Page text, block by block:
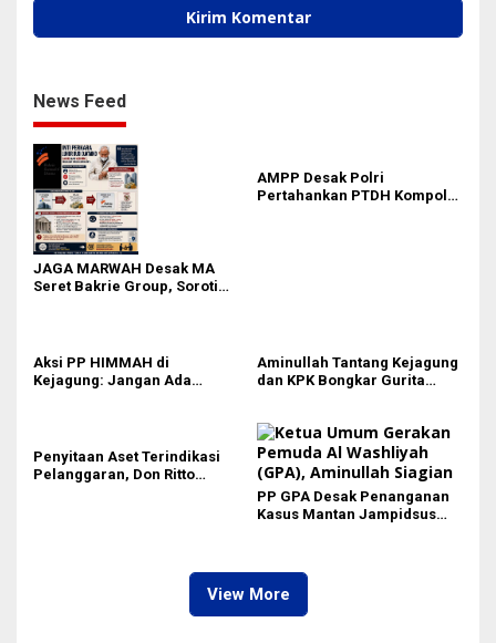
News Feed
JAGA MARWAH Desak MA
Seret Bakrie Group, Soroti
AMPP Desak Polri
Pertahankan PTDH Kompol
Aksi PP HIMMAH di
Kejagung: Jangan Ada
Aminullah Tantang Kejagung
dan KPK Bongkar Gurita
Jaringannya!
Penyitaan Aset Terindikasi
Pelanggaran, Don Ritto
PP GPA Desak Penanganan
Kasus Mantan Jampidsus
View More